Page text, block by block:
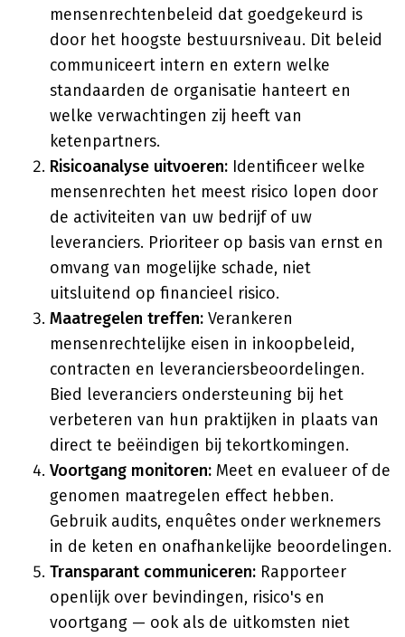
mensenrechtenbeleid dat goedgekeurd is
door het hoogste bestuursniveau. Dit beleid
communiceert intern en extern welke
standaarden de organisatie hanteert en
welke verwachtingen zij heeft van
ketenpartners.
Risicoanalyse uitvoeren: Identificeer welke
mensenrechten het meest risico lopen door
de activiteiten van uw bedrijf of uw
leveranciers. Prioriteer op basis van ernst en
omvang van mogelijke schade, niet
uitsluitend op financieel risico.
Maatregelen treffen: Verankeren
mensenrechtelijke eisen in inkoopbeleid,
contracten en leveranciersbeoordelingen.
Bied leveranciers ondersteuning bij het
verbeteren van hun praktijken in plaats van
direct te beëindigen bij tekortkomingen.
Voortgang monitoren: Meet en evalueer of de
genomen maatregelen effect hebben.
Gebruik audits, enquêtes onder werknemers
in de keten en onafhankelijke beoordelingen.
Transparant communiceren: Rapporteer
openlijk over bevindingen, risico's en
voortgang — ook als de uitkomsten niet